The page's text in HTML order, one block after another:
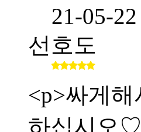
21-05-22
선호도
<p>싸게
하십시오